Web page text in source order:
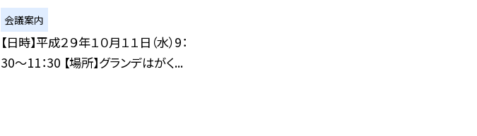
会議案内
【日時】平成２９年１０月１１日（水）9：
30〜11：30 【場所】グランデはがく...